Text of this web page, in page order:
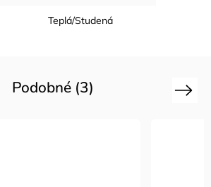
Teplá/Studená
Podobné (3) Next